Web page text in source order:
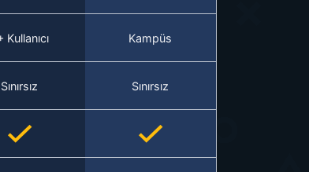
Kullanıcı Kampüs
Sınırsız Sınırsız